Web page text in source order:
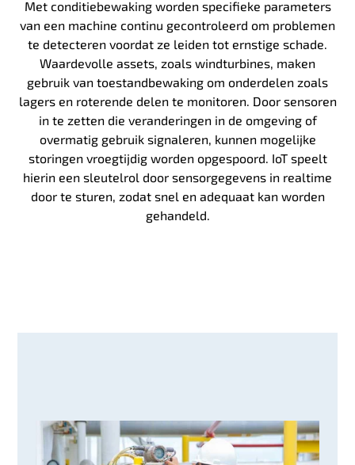
Met conditiebewaking worden specifieke parameters
van een machine continu gecontroleerd om problemen
te detecteren voordat ze leiden tot ernstige schade.
Waardevolle assets, zoals windturbines, maken
gebruik van toestandbewaking om onderdelen zoals
lagers en roterende delen te monitoren. Door sensoren
in te zetten die veranderingen in de omgeving of
overmatig gebruik signaleren, kunnen mogelijke
storingen vroegtijdig worden opgespoord. IoT speelt
hierin een sleutelrol door sensorgegevens in realtime
door te sturen, zodat snel en adequaat kan worden
gehandeld.